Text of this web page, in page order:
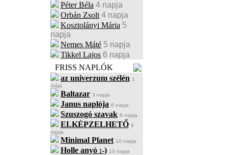
Péter Béla 4 napja
Orbán Zsolt 4 napja
Kosztolányi Mária 5
napja
Nemes Máté 5 napja
Tikkel Lajos 6 napja
FRISS NAPLÓK
az univerzum szélén 1
órája
Baltazar 3 napja
Janus naplója 6 napja
Szuszogó szavak 8 napja
ELKÉPZELHETŐ 9
napja
Minimal Planet 10 napja
Holle anyó :-) 10 napja